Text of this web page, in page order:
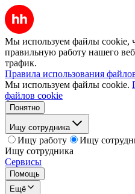
Мы используем файлы cookie,
правильную работу нашего
трафик.
Правила использования
Мы используем файлы cookie.
файлов cookie
Понятно
Ищу сотрудника
Ищу работу
Ищу
Ищу сотрудника
Сервисы
Помощь
Ещё